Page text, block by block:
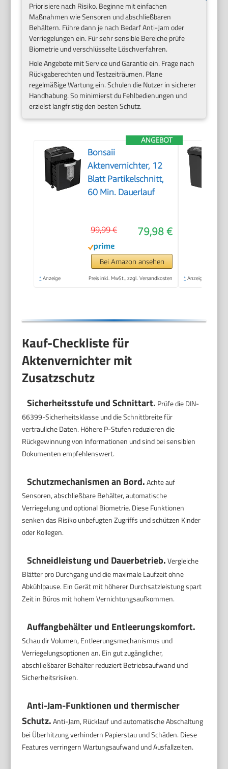
Priorisiere nach Risiko. Beginne mit einfachen
Maßnahmen wie Sensoren und abschließbaren
Behältern. Führe dann je nach Bedarf Anti-Jam oder
Verriegelungen ein. Für sehr sensible Bereiche prüfe
Biometrie und verschlüsselte Löschverfahren.
Hole Angebote mit Service und Garantie ein. Frage nach
Rückgaberechten und Testzeiträumen. Plane
regelmäßige Wartung ein. Schulen die Nutzer in sicherer
Handhabung. So minimierst du Fehlbedienungen und
erzielst langfristig den besten Schutz.
ANGEBOT
Bonsaii
Aktenvernichter, 12
Blatt Partikelschnitt,
60 Min. Dauerlauf
79,98 €
99,99 €
Bei Amazon ansehen
* Anzeige Preis inkl. MwSt., zzgl. Versandkosten * Anzeige
Kauf-Checkliste für
Aktenvernichter mit
Zusatzschutz
Sicherheitsstufe und Schnittart. Prüfe die DIN-
66399-Sicherheitsklasse und die Schnittbreite für
vertrauliche Daten. Höhere P-Stufen reduzieren die
Rückgewinnung von Informationen und sind bei sensiblen
Dokumenten empfehlenswert.
Schutzmechanismen an Bord.Achte auf
Sensoren, abschließbare Behälter, automatische
Verriegelung und optional Biometrie. Diese Funktionen
senken das Risiko unbefugten Zugriffs und schützen Kinder
oder Kollegen.
Schneidleistung und Dauerbetrieb.Vergleiche
Blätter pro Durchgang und die maximale Laufzeit ohne
Abkühlpause. Ein Gerät mit höherer Durchsatzleistung spart
Zeit in Büros mit hohem Vernichtungsaufkommen.
Auffangbehälter und Entleerungskomfort.
Schau dir Volumen, Entleerungsmechanismus und
Verriegelungsoptionen an. Ein gut zugänglicher,
abschließbarer Behälter reduziert Betriebsaufwand und
Sicherheitsrisiken.
Anti-Jam-Funktionen und thermischer
Schutz.Anti-Jam, Rücklauf und automatische Abschaltung
bei Überhitzung verhindern Papierstau und Schäden. Diese
Features verringern Wartungsaufwand und Ausfallzeiten.